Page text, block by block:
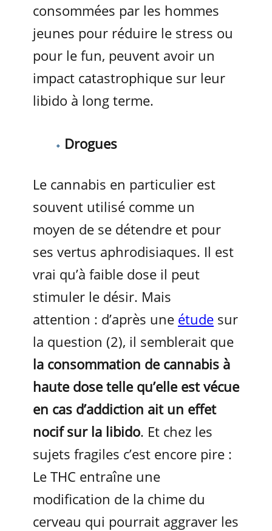
consommées par les hommes
jeunes pour réduire le stress ou
pour le fun, peuvent avoir un
impact catastrophique sur leur
libido à long terme.
Drogues
Le cannabis en particulier est
souvent utilisé comme un
moyen de se détendre et pour
ses vertus aphrodisiaques. Il est
vrai qu’à faible dose il peut
stimuler le désir. Mais
attention : d’après une étude sur
la question (2), il semblerait que
la consommation de cannabis à
haute dose telle qu’elle est vécue
en cas d’addiction ait un effet
nocif sur la libido. Et chez les
sujets fragiles c’est encore pire :
Le THC entraîne une
modification de la chime du
cerveau qui pourrait aggraver les